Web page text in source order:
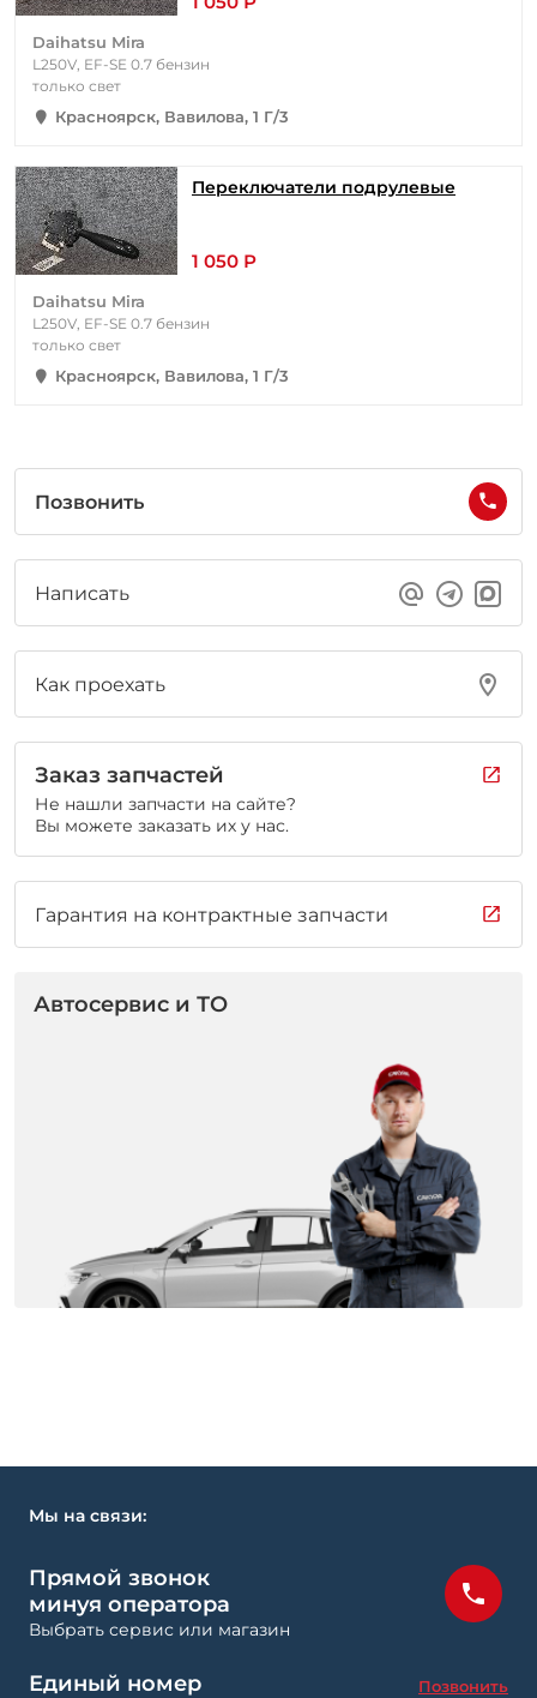
Daihatsu Mira
L250V, EF-SE 0.7 бензин
только свет
Красноярск, Вавилова, 1 Г/3
Переключатели подрулевые
1 050 Р
Daihatsu Mira
L250V, EF-SE 0.7 бензин
только свет
Красноярск, Вавилова, 1 Г/3
Позвонить
Написать
Как проехать
Заказ запчастей
Не нашли запчасти на сайте?
Вы можете заказать их у нас.
Гарантия на контрактные запчасти
Автосервис и ТО
Мы на связи:
Прямой звонок
минуя оператора
Выбрать сервис или магазин
Единый номер Позвонить